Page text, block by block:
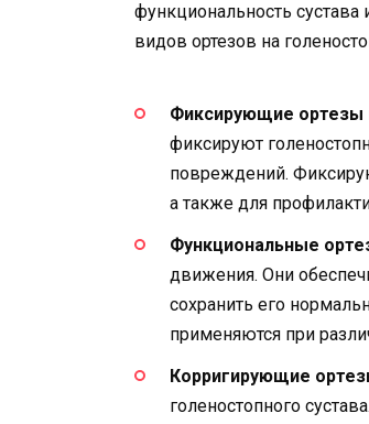
функциональность сустава
видов ортезов на
Фиксирующие ортезы
фиксируют
повреждений.
а также для
Функциональные
движения. Они
сохранить его
применяются при
Корригирующие
голеностопного